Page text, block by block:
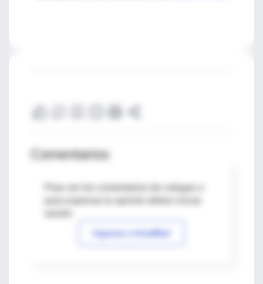
Comentarios
Para ver los comentarios de colegas o
Ingresar a IntraMed